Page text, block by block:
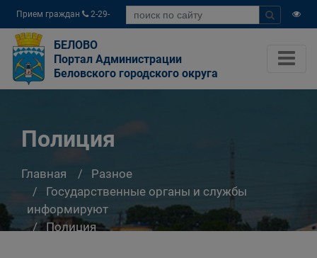
Прием граждан
2-29-
04
БЕЛОВО
Портал Администрации
Беловского городского округа
Полиция
Главная
Разное
Государственные органы и службы
информируют
Полиция